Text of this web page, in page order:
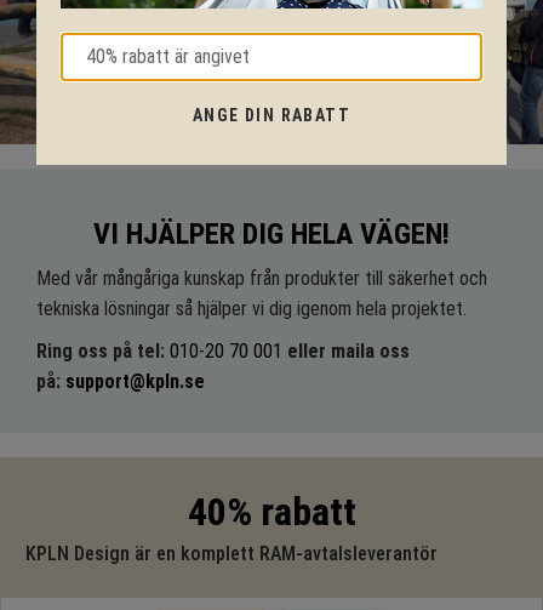
VI HJÄLPER DIG HELA VÄGEN!
Med vår mångåriga kunskap från produkter till säkerhet och
tekniska lösningar så hjälper vi dig igenom hela projektet.
Ring oss på tel: 010-20 70 001 eller maila oss
på: support@kpln.se
40% rabatt
KPLN Design är en komplett RAM-avtalsleverantör
ANGE DIN RABATT